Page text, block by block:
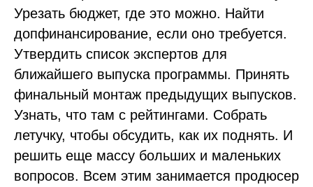
Урезать бюджет, где это можно. Найти
допфинансирование, если оно требуется.
Утвердить список экспертов для
ближайшего выпуска программы. Принять
финальный монтаж предыдущих выпусков.
Узнать, что там с рейтингами. Собрать
летучку, чтобы обсудить, как их поднять. И
решить еще массу больших и маленьких
вопросов. Всем этим занимается продюсер